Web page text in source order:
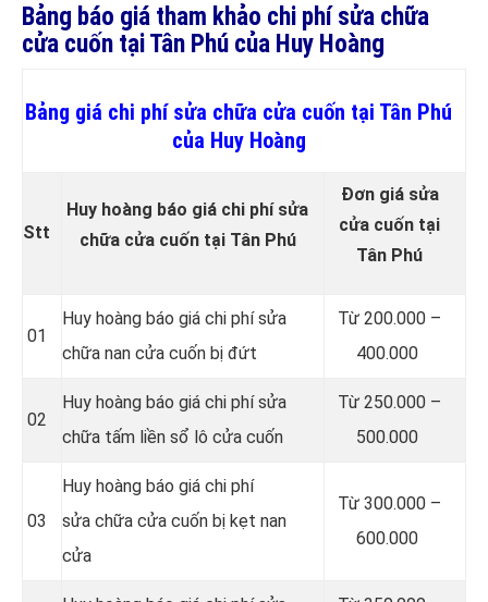
Bảng báo giá tham khảo chi phí sửa chữa
cửa cuốn tại Tân Phú của Huy Hoàng
Bảng giá chi phí sửa chữa cửa cuốn tại Tân Phú
của Huy Hoàng
Stt
Huy hoàng báo giá chi phí sửa
chữa cửa cuốn tại Tân Phú
Đơn giá sửa
cửa cuốn tại
Tân Phú
01
Huy hoàng báo giá chi phí sửa
chữa nan cửa cuốn bị đứt
Từ 200.000 –
400.000
02
Huy hoàng báo giá chi phí sửa
chữa tấm liền sổ lô cửa cuốn
Từ 250.000 –
500.000
03
Huy hoàng báo giá chi phí
sửa chữa cửa cuốn bị kẹt nan
cửa
Từ 300.000 –
600.000